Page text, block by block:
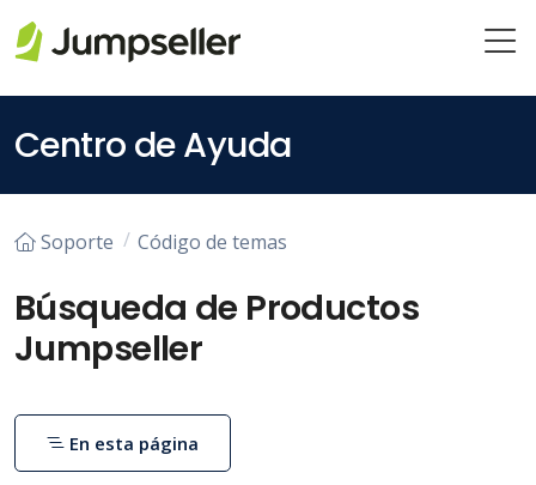
Centro de Ayuda
Soporte Código de temas
Búsqueda de Productos
Jumpseller
En esta página